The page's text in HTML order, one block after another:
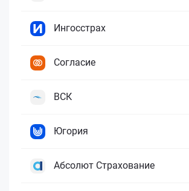
Ингосстрах
Согласие
ВСК
Югория
Абсолют Страхование